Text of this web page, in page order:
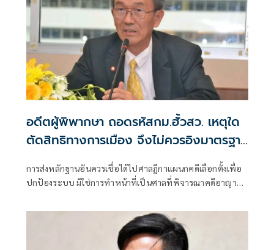
อดีตผู้พิพากษา ถอดรหัสกม.ฮั้วสว. เหตุใด
ตัดสิทธิทางการเมือง จึงไม่ควรอิงมาตรฐาน
เดียวกับคดีอาญา
การส่งหลักฐานอันควรเชื่อได้ไปศาลฎีกาแผนกคดีเลือกตั้งเพื่อ
ปกป้องระบบ มิใช่การทำหน้าที่เป็นศาลที่พิจารณาคดีอาญา